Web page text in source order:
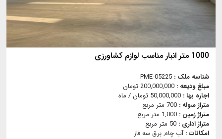
1000 متر انبار مناسب لوازم کشاورزی
شناسه ملک : PME-05225
مبلغ ودیعه : 200,000,000 تومان
اجاره بها : 50,000,000 تومان / ماه
متراژ سوله : 700 متر مربع
متراژ زمین : 1,000 متر مربع
متراژ اداری : 50 متر مربع
امکانات :آب چاه, برق سه فاز